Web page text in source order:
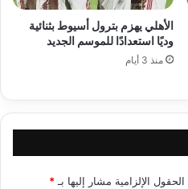
الأهلي يهزم بترول أسيوط بثنائية
وديًا استعدادًا للموسم الجديد
منذ 3 أيام
الحقول الإلزامية مشار إليها بـ*